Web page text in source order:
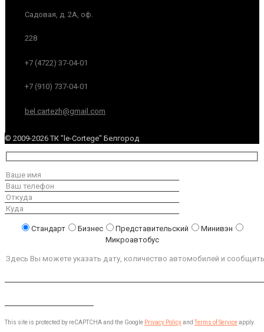
Садовая, д. 2А, оф.
228
+7 (4722) 37-04-01
+7 (910) 737-04-01
bel.cartezh@gmail.com
© 2009-2026 ТК "le-Cortege" Белгород
Стандарт Бизнес Представительский
Минивэн
Микроавтобус
This site is protected by reCAPTCHA and the Google Privacy PolicyandTerms of Serviceapply.